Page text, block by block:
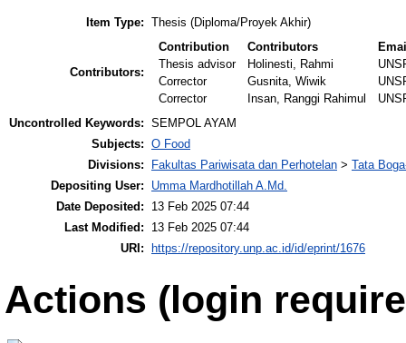
Item Type: Thesis (Diploma/Proyek Akhir)
Contributors:
Contribution Contributors
Thesis advisor
Holinesti, Rahmi
Corrector
Gusnita, Wiwik
Corrector
Insan, Ranggi Rahimul
Uncontrolled Keywords: SEMPOL AYAM
Subjects: O Food
Divisions:
Fakultas Pariwisata dan Perhotelan > Tata
Depositing User:
Umma Mardhotillah A.Md.
Date Deposited:
13 Feb 2025 07:44
Last Modified:
13 Feb 2025 07:44
URI:
https://repository.unp.ac.id/id/eprint/1676
Actions (login